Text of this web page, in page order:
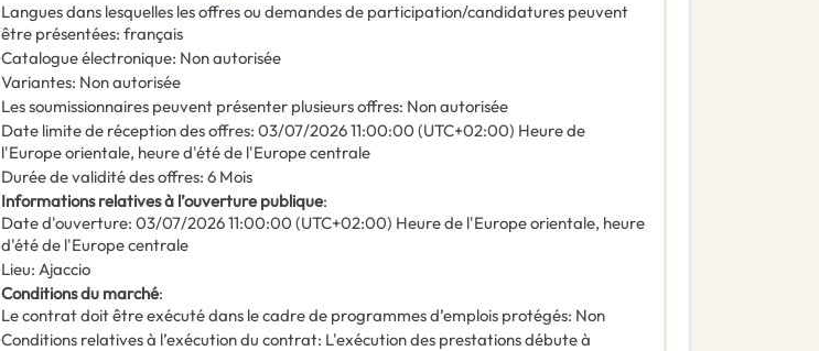
Langues dans lesquelles les offres ou demandes de participation/candidatures peuvent
être présentées: français
Catalogue électronique: Non autorisée
Variantes: Non autorisée
Les soumissionnaires peuvent présenter plusieurs offres: Non autorisée
Date limite de réception des offres: 03/07/202611:00:00 (UTC+02:00) Heure de
l'Europe orientale, heure d'été de l'Europe centrale
Durée de validité des offres: 6 Mois
Informations relatives à l’ouverture publique:
Date d'ouverture: 03/07/202611:00:00 (UTC+02:00) Heure de l'Europe orientale, heure
d'été de l'Europe centrale
Lieu: Ajaccio
Conditions du marché:
Le contrat doit être exécuté dans le cadre de programmes d’emplois protégés: Non
Conditions relatives à l’exécution du contrat: L'exécution des prestations débute à